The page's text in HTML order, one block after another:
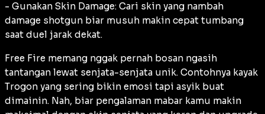
- Gunakan Skin Damage: Cari skin yang nambah
damage shotgun biar musuh makin cepat tumbang
saat duel jarak dekat.
Free Fire memang nggak pernah bosan ngasih
tantangan lewat senjata-senjata unik. Contohnya kayak
Trogon yang sering bikin emosi tapi asyik buat
dimainin. Nah, biar pengalaman mabar kamu makin